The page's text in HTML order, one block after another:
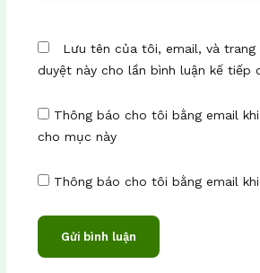
Lưu tên của tôi, email, và
duyệt này cho lần bình luận kế tiếp
Thông báo cho tôi bằng email
cho mục này
Thông báo cho tôi bằng email